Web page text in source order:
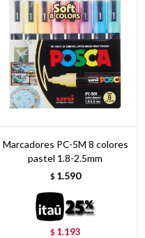
Marcadores PC-5M 8 colores
pastel 1.8-2.5mm
$ 1.590
$ 1.193